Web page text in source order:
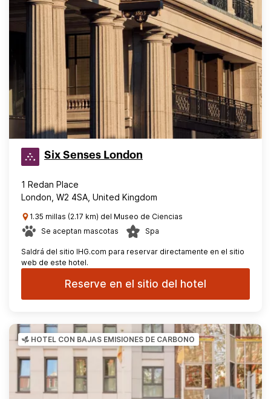
Six Senses London
1 Redan Place
London, W2 4SA, United Kingdom
1.35 millas (2.17 km) del Museo de Ciencias
Se aceptan mascotas
Spa
Saldrá del sitio IHG.com para reservar directamente en el sitio
web de este hotel.
Reserve en el sitio del hotel
HOTEL CON BAJAS EMISIONES DE CARBONO